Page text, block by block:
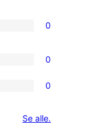
0
0
0
Se alleanmeldelser
.